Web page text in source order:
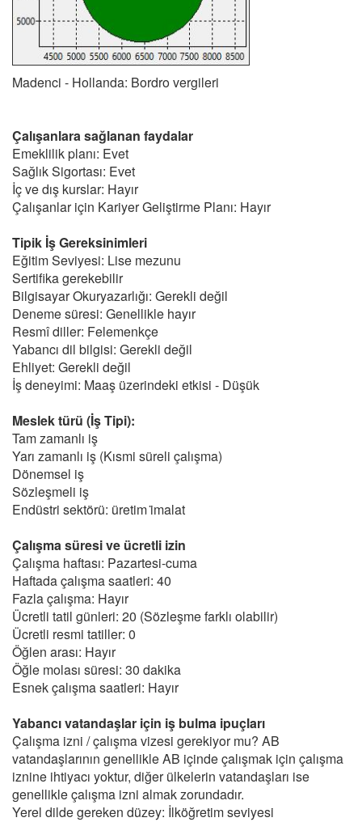
Madenci - Hollanda: Bordro vergileri
Çalışanlara sağlanan faydalar
Emeklilik planı: Evet
Sağlık Sigortası: Evet
İç ve dış kurslar: Hayır
Çalışanlar için Kariyer Geliştirme Planı: Hayır
Tipik İş Gereksinimleri
Eğitim Seviyesi: Lise mezunu
Sertifika gerekebilir
Bilgisayar Okuryazarlığı: Gerekli değil
Deneme süresi: Genellikle hayır
Resmî diller: Felemenkçe
Yabancı dil bilgisi: Gerekli değil
Ehliyet: Gerekli değil
İş deneyimi: Maaş üzerindeki etkisi - Düşük
Meslek türü (İş Tipi):
Tam zamanlı iş
Yarı zamanlı iş (Kısmi süreli çalışma)
Dönemsel iş
Sözleşmeli iş
Endüstri sektörü: üretim i̇malat
Çalışma süresi ve ücretli izin
Çalışma haftası: Pazartesi-cuma
Haftada çalışma saatleri: 40
Fazla çalışma: Hayır
Ücretli tatil günleri: 20 (Sözleşme farklı olabilir)
Ücretli resmi tatiller: 0
Öğlen arası: Hayır
Öğle molası süresi: 30 dakika
Esnek çalışma saatleri: Hayır
Yabancı vatandaşlar için iş bulma ipuçları
Çalışma izni / çalışma vizesi gerekiyor mu? AB
vatandaşlarının genellikle AB içinde çalışmak için çalışma
iznine ihtiyacı yoktur, diğer ülkelerin vatandaşları ise
genellikle çalışma izni almak zorundadır.
Yerel dilde gereken düzey: İlköğretim seviyesi